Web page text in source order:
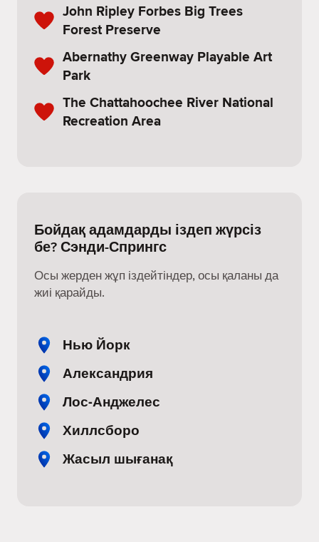
John Ripley Forbes Big Trees
Forest Preserve
Abernathy Greenway Playable Art
Park
The Chattahoochee River National
Recreation Area
Бойдақ адамдарды іздеп жүрсіз
бе? Сэнди-Спрингс
Осы жерден жұп іздейтіндер, осы қаланы да
жиі қарайды.
Нью Йорк
Александрия
Лос-Анджелес
Хиллсборо
Жасыл шығанақ